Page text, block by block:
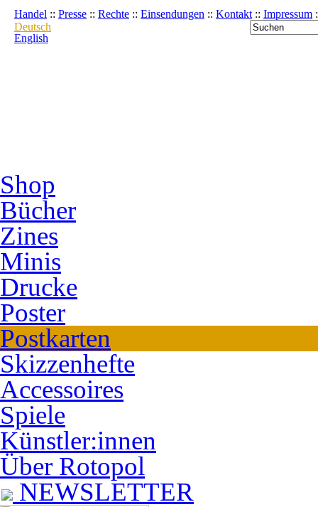
Handel :: Presse :: Rechte :: Einsendungen :: Kontakt :: Impressum
Deutsch
English
Shop
Bücher
Zines
Minis
Drucke
Poster
Postkarten
Skizzenhefte
Accessoires
Spiele
Künstler:innen
Über Rotopol
NEWSLETTER